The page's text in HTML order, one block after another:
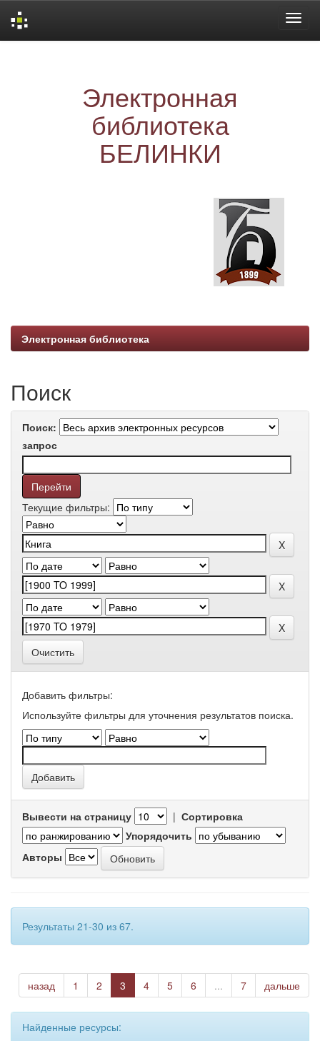
Электронная
библиотека
БЕЛИНКИ
Электронная библиотека
Поиск
Поиск:
запрос
Текущие фильтры:
Очистить
Добавить фильтры:
Используйте фильтры для уточнения результатов поиска.
Вывести на страницу | Сортировка
Упорядочить
Авторы
Результаты 21-30 из 67.
назад 1 2 3 4 5 6 ... 7 дальше
Найденные ресурсы: